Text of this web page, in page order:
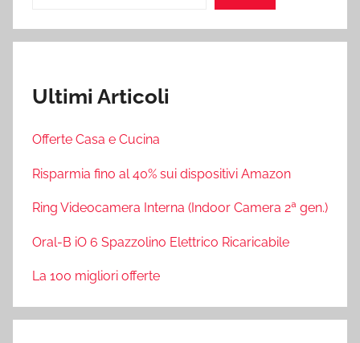
Ultimi Articoli
Offerte Casa e Cucina
Risparmia fino al 40% sui dispositivi Amazon
Ring Videocamera Interna (Indoor Camera 2ª gen.)
Oral-B iO 6 Spazzolino Elettrico Ricaricabile
La 100 migliori offerte